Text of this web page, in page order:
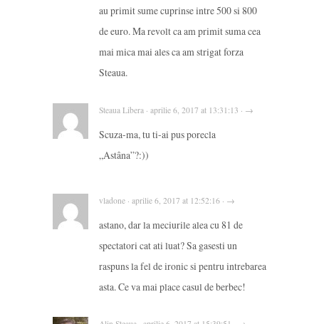
au primit sume cuprinse intre 500 si 800
de euro. Ma revolt ca am primit suma cea
mai mica mai ales ca am strigat forza
Steaua.
Steaua Libera · aprilie 6, 2017 at 13:31:13 · →
Scuza-ma, tu ti-ai pus porecla
„Astâna”?:))
vladone · aprilie 6, 2017 at 12:52:16 · →
astano, dar la meciurile alea cu 81 de
spectatori cat ati luat? Sa gasesti un
raspuns la fel de ironic si pentru intrebarea
asta. Ce va mai place casul de berbec!